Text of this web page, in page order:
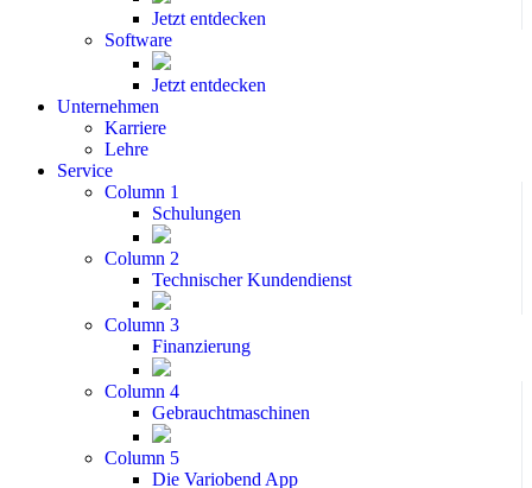
Jetzt entdecken
Software
Jetzt entdecken
Unternehmen
Karriere
Lehre
Service
Column 1
Schulungen
Column 2
Technischer Kundendienst
Column 3
Finanzierung
Column 4
Gebrauchtmaschinen
Column 5
Die Variobend App